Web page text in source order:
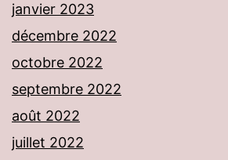
janvier 2023
décembre 2022
octobre 2022
septembre 2022
août 2022
juillet 2022